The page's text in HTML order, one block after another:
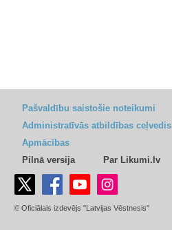
Pašvaldību saistošie noteikumi
Administratīvās atbildības ceļvedis
Apmācības
Pilnā versija
Par Likumi.lv
© Oficiālais izdevējs "Latvijas Vēstnesis"